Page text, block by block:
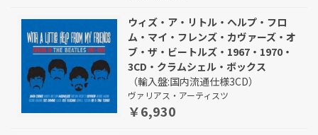
ウィズ・ア・リトル・ヘルプ・フロ
ム・マイ・フレンズ・カヴァーズ・オ
ブ・ザ・ビートルズ・1967・1970・
3CD・クラムシェル・ボックス
（輸入盤:国内流通仕様3CD）
ヴァリアス・アーティスツ
￥6,930